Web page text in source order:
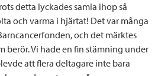
detta lyckades samla ihop så
och varma i hjärtat! Det var många
och det märktes
berör. Vi hade en fin stämning under
att flera deltagare inte bara